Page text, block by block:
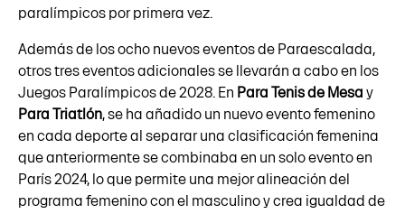
paralímpicos por primera vez.
Además de los ocho nuevos eventos de Paraescalada,
otros tres eventos adicionales se llevarán a cabo en los
Juegos Paralímpicos de 2028. En Para Tenis de Mesa y
Para Triatlón, se ha añadido un nuevo evento femenino
en cada deporte al separar una clasificación femenina
que anteriormente se combinaba en un solo evento en
París 2024, lo que permite una mejor alineación del
programa femenino con el masculino y crea igualdad de